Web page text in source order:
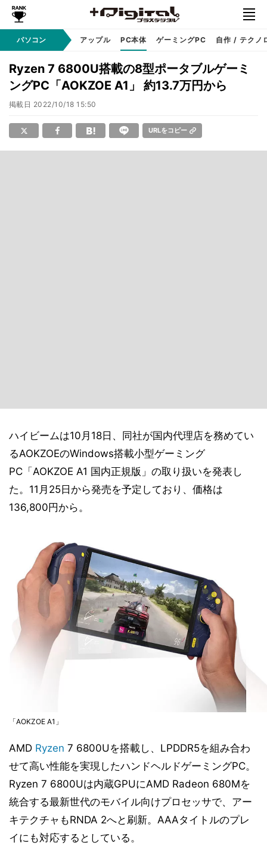
パソコンWindows アップル PC本体 ゲーミングPC 自作 / テクノ
Ryzen 7 6800U搭載の8型ポータブルゲーミ
ングPC「AOKZOE A1」 約13.7万円から
掲載日 2022/10/18 15:50
URLをコピー
ハイビームは10月18日、同社が国内代理店を務めてい
るAOKZOEのWindows搭載小型ゲーミング
PC「AOKZOE A1 国内正規版」の取り扱いを発表し
た。11月25日から発売を予定しており、価格は
136,800円から。
「AOKZOE A1」
AMD Ryzen 7 6800Uを搭載し、LPDDR5を組み合わ
せて高い性能を実現したハンドヘルドゲーミングPC。
Ryzen 7 6800Uは内蔵GPUにAMD Radeon 680Mを
統合する最新世代のモバイル向けプロセッサで、アー
キテクチャもRNDA 2へと刷新。AAAタイトルのプレ
イにも対応するとしている。